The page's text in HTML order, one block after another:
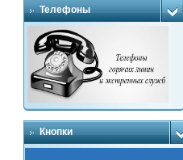
Телефоны
Кнопки